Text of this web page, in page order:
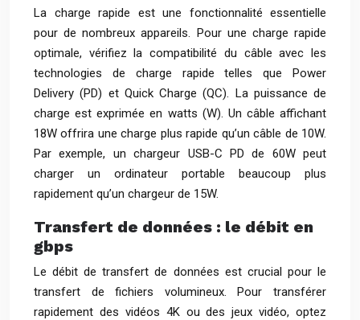
La charge rapide est une fonctionnalité essentielle
pour de nombreux appareils. Pour une charge rapide
optimale, vérifiez la compatibilité du câble avec les
technologies de charge rapide telles que Power
Delivery (PD) et Quick Charge (QC). La puissance de
charge est exprimée en watts (W). Un câble affichant
18W offrira une charge plus rapide qu’un câble de 10W.
Par exemple, un chargeur USB-C PD de 60W peut
charger un ordinateur portable beaucoup plus
rapidement qu’un chargeur de 15W.
Transfert de données : le débit en
gbps
Le débit de transfert de données est crucial pour le
transfert de fichiers volumineux. Pour transférer
rapidement des vidéos 4K ou des jeux vidéo, optez